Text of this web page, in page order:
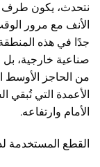
نتحدث، يكون طرف
الأنف مع مرور
جدًا في هذه المنطقة
صناعية خارجية،
من الحاجز الأوسط
الأعمدة التي
الأمام وارتفاعه.
القطع